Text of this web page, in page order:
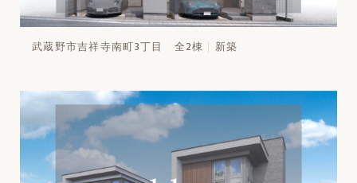
武蔵野市吉祥寺南町3丁目 全2棟 新築